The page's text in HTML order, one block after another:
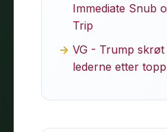
Immediate Snub
Trip
VG - Trump
lederne etter